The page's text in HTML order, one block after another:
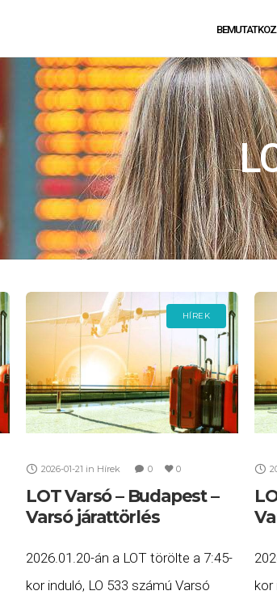
HÍREK
2026-01-21 in Hírek 0 0
LOT Varsó – Budapest –
Varsó járattörlés
2026.01.20-án a LOT törölte a 7:45-
kor induló, LO 533 számú Varsó
kor